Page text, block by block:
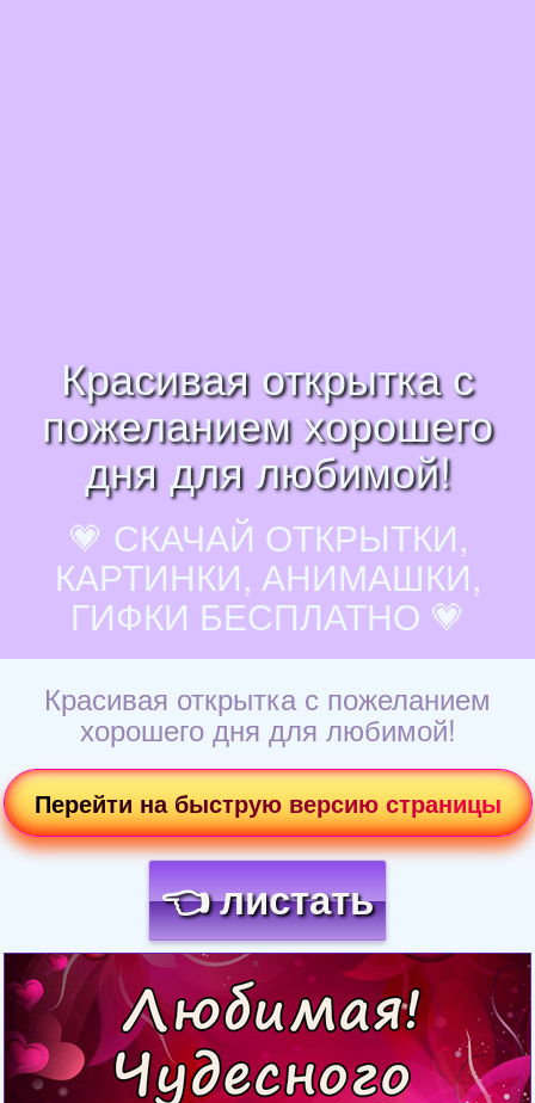
Красивая открытка с
пожеланием хорошего
дня для любимой!
💗 СКАЧАЙ ОТКРЫТКИ,
КАРТИНКИ, АНИМАШКИ,
ГИФКИ БЕСПЛАТНО 💗
Красивая открытка с пожеланием
хорошего дня для любимой!
Перейти на быструю версию страницы
👈 листать
Загрузка картинки...